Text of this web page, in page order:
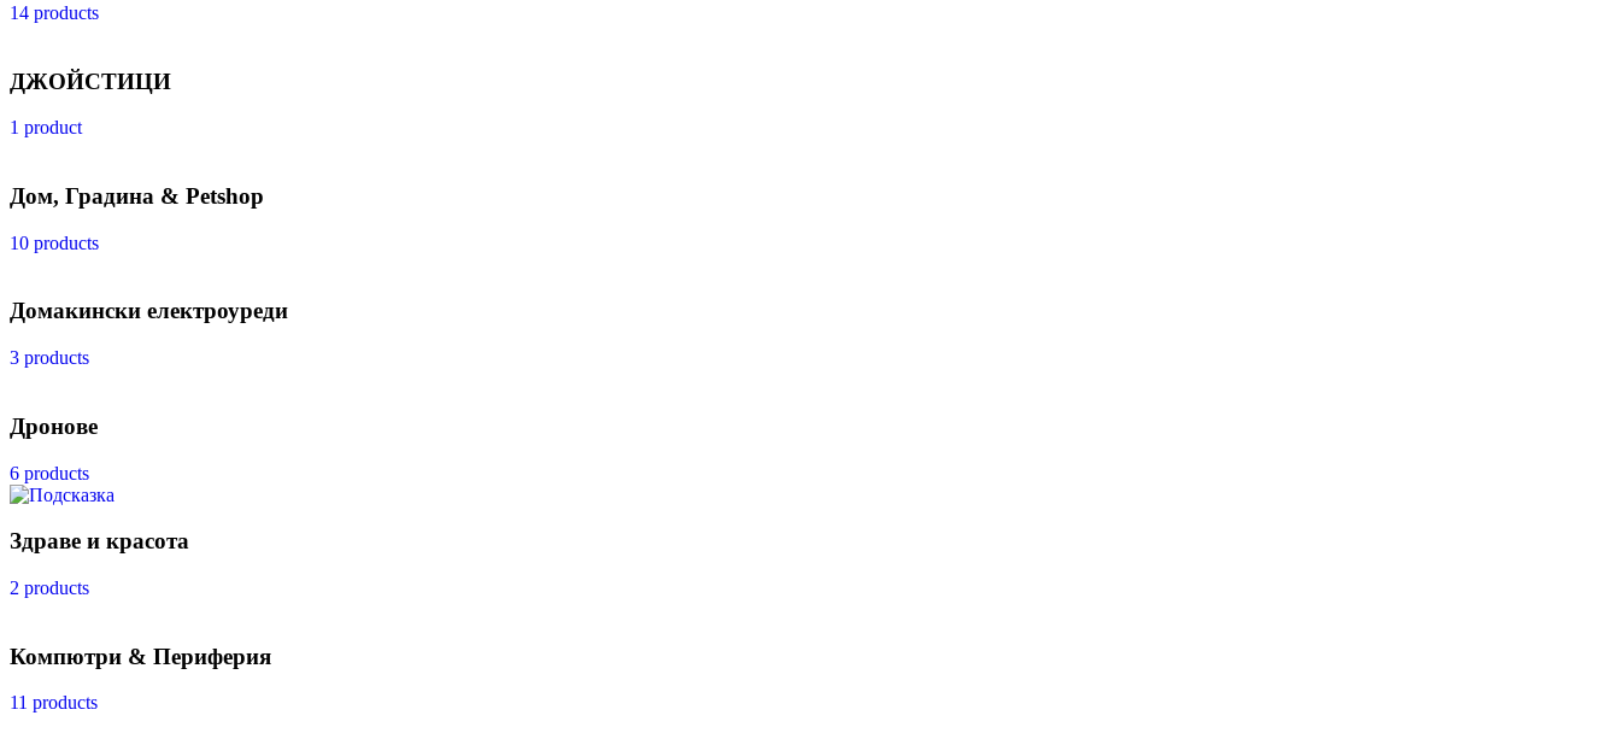
14 products
ДЖОЙСТИЦИ
1 product
Дом, Градина & Petshop
10 products
Домакински електроуреди
3 products
Дронове
6 products
Здраве и красота
2 products
Компютри & Периферия
11 products